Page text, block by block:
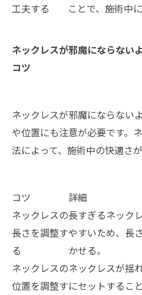
工夫する
ことで、施術中
ネックレスが邪魔にならない
コツ
ネックレスが邪魔にならない
や位置にも注意が必要です。
法によって、施術中の快適さ
コツ
詳細
ネックレスの
長さを調整す
る
長すぎるネック
やすいため、長
かせる。
ネックレスの
位置を調整す
ネックレスが揺
にセットするこ